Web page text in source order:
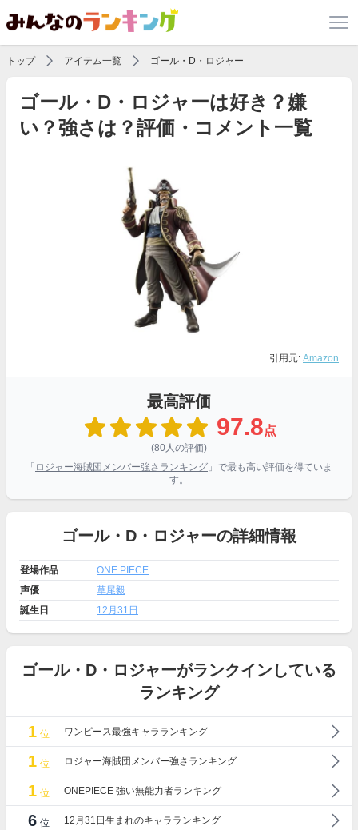
トップ アイテム一覧 ゴール・D・ロジャー
ゴール・D・ロジャーは好き？嫌
い？強さは？評価・コメント一覧
引用元: Amazon
最高評価
97.8点
(80人の評価)
「 ロジャー海賊団メンバー強さランキング 」で最も高い評価を得ていま
す。
ゴール・D・ロジャーの詳細情報
登場作品
ONE PIECE
声優
草尾毅
誕生日
12月31日
ゴール・D・ロジャーがランクインしている
ランキング
1 位 ワンピース最強キャラランキング
1 位 ロジャー海賊団メンバー強さランキング
1 位 ONEPIECE 強い無能力者ランキング
6 位 12月31日生まれのキャラランキング